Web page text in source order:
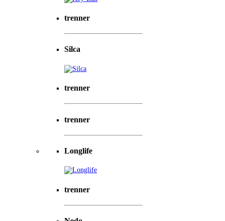
trenner
Silca
trenner
trenner
Longlife
trenner